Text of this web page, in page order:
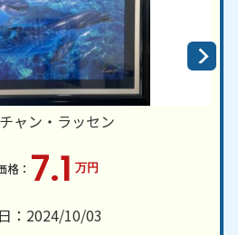
区など、周辺地域からのご依
す。
ャン・ラッセン
7.1 万円
：2024/10/03